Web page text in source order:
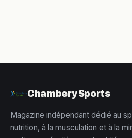
Chambery Sports
Magazine indépendant dédié au
nutrition, à la musculation et à la